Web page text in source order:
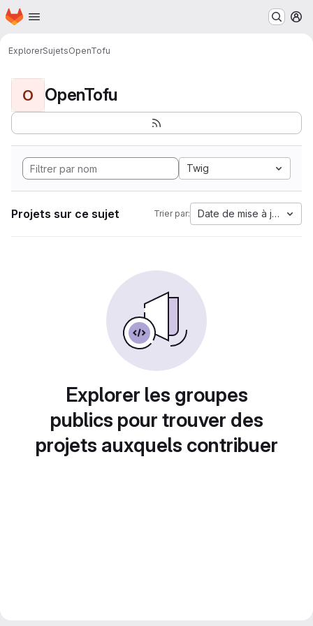
Passer au contenu principal
Page d'accueil
ExplorerSujetsOpenTofu
O OpenTofu
Twig
Projets sur ce sujet Trier par: Date de mise à jour
Explorer les groupes
publics pour trouver des
projets auxquels contribuer